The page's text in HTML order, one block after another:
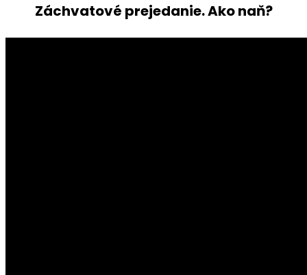
Záchvatové prejedanie. Ako naň?